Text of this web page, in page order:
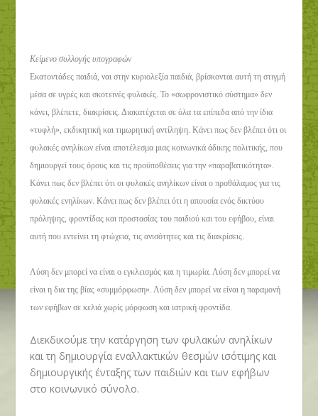
Κείμενο συλλογής υπογραφών
Εκατοντάδες παιδιά, ναι στην κυριολεξία παιδιά, βρίσκονται αυτή τη στιγμή
μέσα σε υγρές και σκοτεινές φυλακές. Το «σωφρονιστικό σύστημα» δεν
κάνει, βλέπετε, διακρίσεις. Διακατέχεται σε όλα τα επίπεδα από την ίδια
«τυφλή», εκδικητική και τιμωρητική αντίληψη. Κάνει πως δεν βλέπει ότι οι
φυλακές ανηλίκων είναι αποτέλεσμα μιας κοινωνικά άδικης πολιτικής, που
δημιουργεί τους όρους και τις προϋποθέσεις για την «παραβατικότητα».
Κάνει πως δεν βλέπει ότι οι φυλακές ανηλίκων είναι ο προθάλαμος για τις
φυλακές ενηλίκων. Κάνει πως δεν βλέπει ότι η απουσία ενός δικτύου
πρόληψης, φροντίδας και προστασίας του παιδιού και του εφήβου, είναι
αυτή που εντείνει τη φτώχεια, τις ανισότητες και τις διακρίσεις.
Λύση δεν μπορεί να είναι ο εγκλεισμός και η τιμωρία. Λύση δεν μπορεί να
είναι η δια της βίας «συμμόρφωση». Λύση δεν μπορεί να είναι η παραμονή
των εφήβων σε κελιά χωρίς μόρφωση και ιατρική φροντίδα.
Διεκδικούμε την κατάργηση των φυλακών ανηλίκων
και τη δημιουργία εναλλακτικών θεσμών ισότιμης και
δημιουργικής ένταξης των παιδιών και των εφήβων
στο κοινωνικό σύνολο.